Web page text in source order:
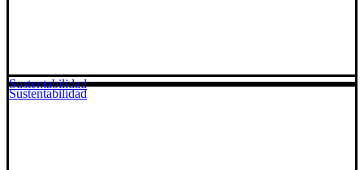
Sustentabilidad
Sustentabilidad